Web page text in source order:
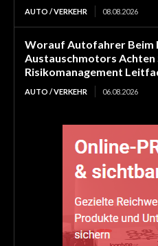
AUTO / VERKEHR 08.08.2026
Worauf Autofahrer Beim
Austauschmotors Achten
Risikomanagement
AUTO / VERKEHR 06.08.2026